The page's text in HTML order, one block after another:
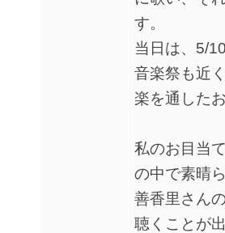
す。
当日は、5/
音楽祭も近
楽を通した
私のお目当
の中で素晴
善香里さん
聴くことが